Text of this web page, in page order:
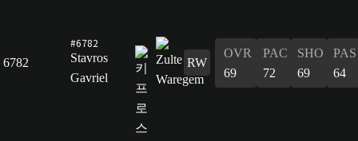
6782
#6782
Stavros
Gavriel
RW
OVR
69
PAC
72
SHO
69
PAS
64